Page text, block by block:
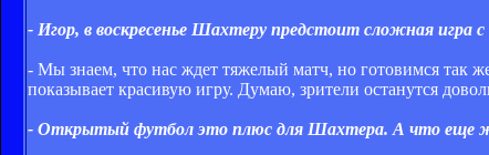
- Игор, в воскресенье Шахтеру предстоит сложная игра
- Мы знаем, что нас ждет тяжелый матч, но готовимся так
показывает красивую игру. Думаю, зрители останутся
- Открытый футбол это плюс для Шахтера. А что еще